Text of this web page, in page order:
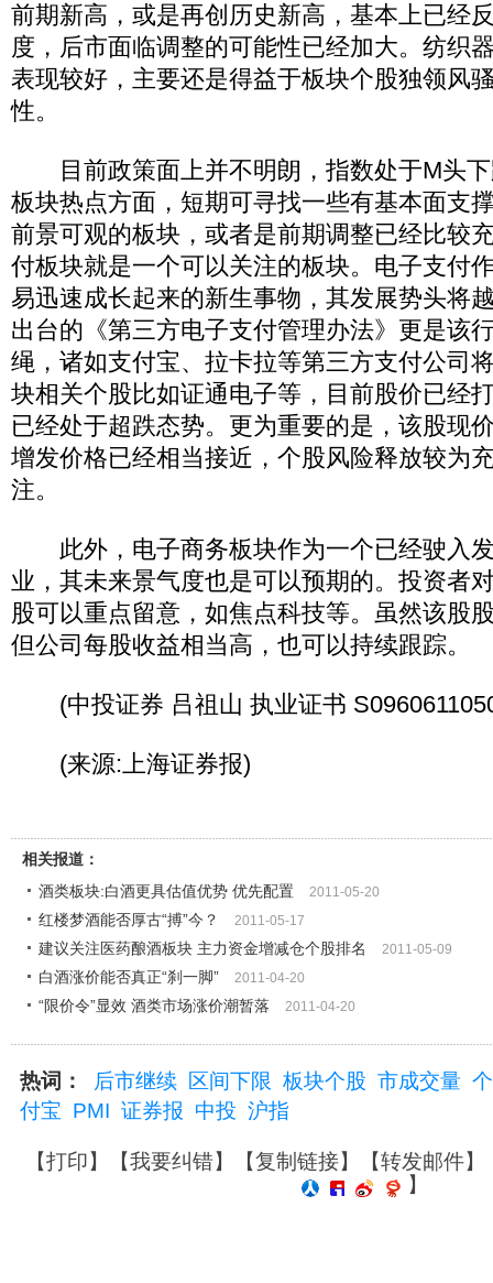
前期新高，或是再创历史新高，基本上已经
度，后市面临调整的可能性已经加大。纺织
表现较好，主要还是得益于板块个股独领风
性。
目前政策面上并不明朗，指数处于M头下
板块热点方面，短期可寻找一些有基本面支
前景可观的板块，或者是前期调整已经比较
付板块就是一个可以关注的板块。电子支付
易迅速成长起来的新生事物，其发展势头将
出台的《第三方电子支付管理办法》更是该
绳，诸如支付宝、拉卡拉等第三方支付公司
块相关个股比如证通电子等，目前股价已经
已经处于超跌态势。更为重要的是，该股现
增发价格已经相当接近，个股风险释放较为
注。
此外，电子商务板块作为一个已经驶入
业，其未来景气度也是可以预期的。投资者
股可以重点留意，如焦点科技等。虽然该股
但公司每股收益相当高，也可以持续跟踪。
(中投证券 吕祖山 执业证书
(来源:上海证券报)
相关报道：
酒类板块:白酒更具估值优势 优先配置
2011-05-20
红楼梦酒能否厚古“搏”今？ 2011-05-17
建议关注医药酿酒板块 主力资金增减仓个股排名 2011-05-09
白酒涨价能否真正“刹一脚” 2011-04-20
“限价令”显效 酒类市场涨价潮暂落 2011-04-20
热词： 后市继续 区间下限 板块个股 市成交量
付宝 PMI 证券报 中投 沪指
【打印】【我要纠错】【复制链接】【转发邮件】
】